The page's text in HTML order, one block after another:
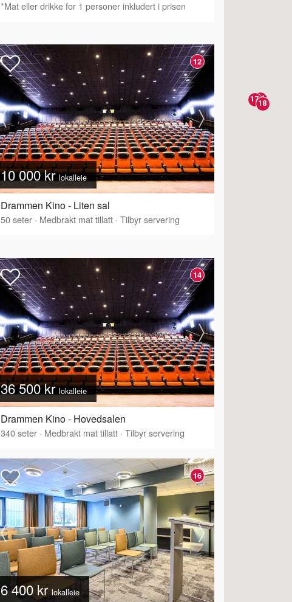
*Mat eller drikke for 1 personer inkludert i prisen
12
10 000 krlokalleie
Drammen Kino - Liten sal
50seter · Medbrakt mat tillatt · Tilbyr servering
14
36 500 krlokalleie
Drammen Kino - Hovedsalen
340seter · Medbrakt mat tillatt · Tilbyr servering
16
6 400 kr lokalleie
12
13
14
17
18